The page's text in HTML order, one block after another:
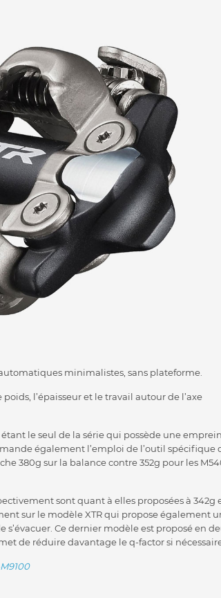
minimalistes, sans plateforme.
l’épaisseur et le travail autour de l’axe
le seul de la série qui possède une
également l’emploi de l’outil spécifique
380g sur la balance contre 352g pour les
sont quant à elles proposées à 342g
sur le modèle XTR qui propose également
Ce dernier modèle est proposé en
de réduire davantage le q-factor si